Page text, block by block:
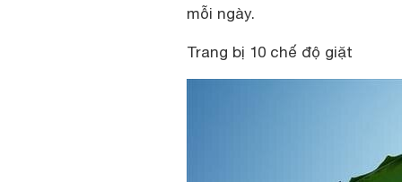
mỗi ngày.
Trang bị 10 chế độ giặt